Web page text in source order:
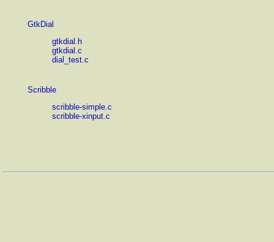
GtkDial
gtkdial.h
gtkdial.c
dial_test.c
Scribble
scribble-simple.c
scribble-xinput.c